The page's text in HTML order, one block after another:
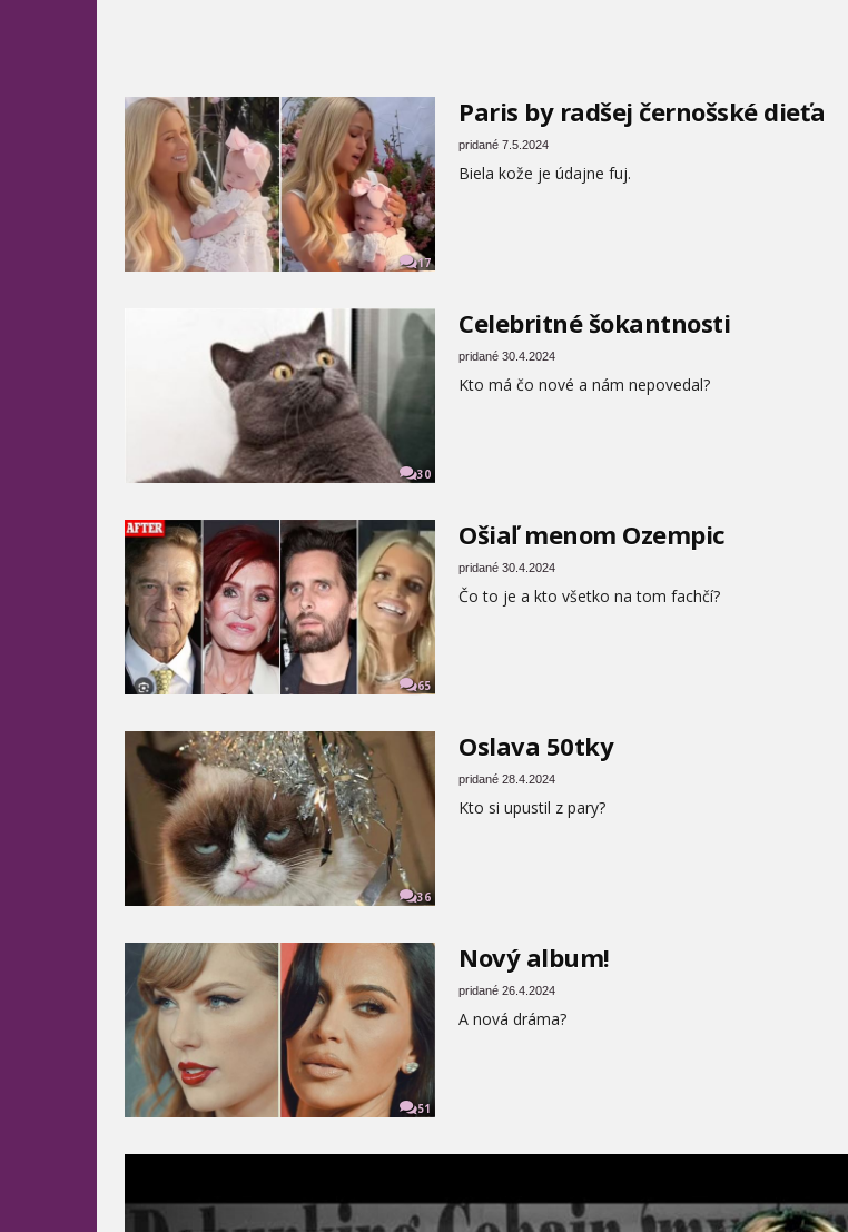
17
Paris by radšej černošské dieťa
pridané 7.5.2024
Biela kože je údajne fuj.
30
Celebritné šokantnosti
pridané 30.4.2024
Kto má čo nové a nám nepovedal?
65
Ošiaľ menom Ozempic
pridané 30.4.2024
Čo to je a kto všetko na tom fachčí?
36
Oslava 50tky
pridané 28.4.2024
Kto si upustil z pary?
51
Nový album!
pridané 26.4.2024
A nová dráma?